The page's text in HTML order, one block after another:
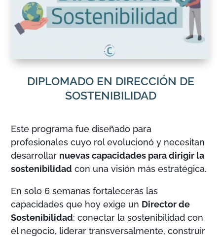
DIPLOMADO EN DIRECCIÓN DE
SOSTENIBILIDAD
Este programa fue diseñado para
profesionales cuyo rol evolucionó y necesitan
desarrollar nuevas capacidades para dirigir la
sostenibilidad con una visión más estratégica.
En solo 6 semanas fortalecerás las
capacidades que hoy exige un Director de
Sostenibilidad: conectar la sostenibilidad con
el negocio, liderar transversalmente, construir